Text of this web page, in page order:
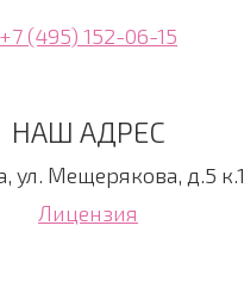
+7 (495) 152-06-15
НАШ АДРЕС
ул. Мещерякова, д.5 к.1
Лицензия